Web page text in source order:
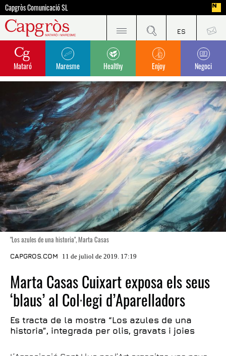
Capgròs Comunicació SL
Mataró Maresme Healthy Enjoy Negoci
"Los azules de una historia", Marta Casas
CAPGROS.COM 11 de juliol de 2019. 17:19
Marta Casas Cuixart exposa els seus
‘blaus’ al Col·legi d’Aparelladors
Es tracta de la mostra “Los azules de una
historia”, integrada per olis, gravats i joies